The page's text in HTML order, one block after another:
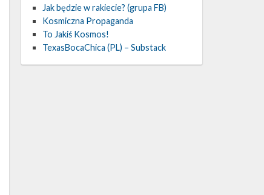
Jak będzie w rakiecie? (grupa FB)
Kosmiczna Propaganda
To Jakiś Kosmos!
TexasBocaChica (PL) – Substack